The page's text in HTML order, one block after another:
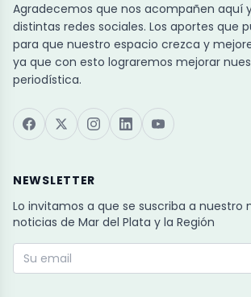
Agradecemos que nos acompañen aquí
distintas redes sociales. Los aportes que
para que nuestro espacio crezca y
ya que con esto lograremos mejorar
periodística.
NEWSLETTER
Lo invitamos a que se suscriba a nuestro
noticias de Mar del Plata y la Región